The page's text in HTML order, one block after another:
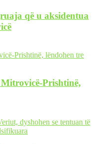
që u aksidentua
Prishtinë,